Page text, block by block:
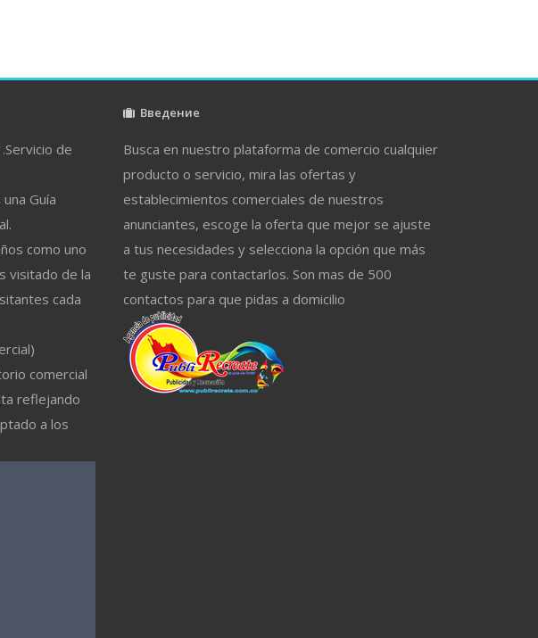
de
Guía
como uno
visitado de la
cada
comercial
reflejando
a los
Введение
Busca en nuestro plataforma de comercio cualquier
producto o servicio, mira las ofertas y
establecimientos comerciales de nuestros
anunciantes, escoge la oferta que mejor se ajuste
a tus necesidades y selecciona la opción que más
te guste para contactarlos. Son mas de 500
contactos para que pidas a domicilio